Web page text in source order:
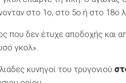
στο 1ο, στο 5ο ή στο 18ο
που δεν έτυχε αποδοχής και
γκολ».
κυνηγοί του τρυγονιού